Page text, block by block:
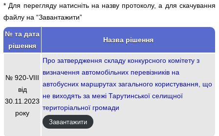
* Для перегляду натисніть на назву протоколу, а для скачування
файлу на “Завантажити”
№ та дата
рішення
Назва рішення
№ 920-VIII
від
30.11.2023
року
Про затвердження складу конкурсного комітету з
визначення автомобільних перевізників на
автобусних маршрутах загального користування, що
не виходять за межі Тарутинської селищної
територіальної громади
Завантажити